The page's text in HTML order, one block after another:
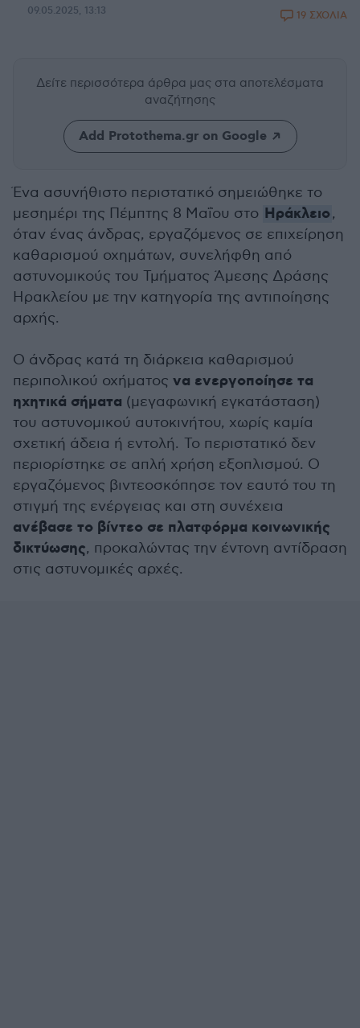
09.05.2025, 13:13 19 ΣΧΟΛΙΑ
Δείτε περισσότερα άρθρα μας στα αποτελέσματα
αναζήτησης
Add Protothema.gr on Google
Ένα ασυνήθιστο περιστατικό σημειώθηκε το
μεσημέρι της Πέμπτης 8 Μαΐου στο Ηράκλειο,
όταν ένας άνδρας, εργαζόμενος σε επιχείρηση
καθαρισμού οχημάτων, συνελήφθη από
αστυνομικούς του Τμήματος Άμεσης Δράσης
Ηρακλείου με την κατηγορία της αντιποίησης
αρχής.
Ο άνδρας κατά τη διάρκεια καθαρισμού
περιπολικού οχήματος να ενεργοποίησε τα
ηχητικά σήματα (μεγαφωνική εγκατάσταση)
του αστυνομικού αυτοκινήτου, χωρίς καμία
σχετική άδεια ή εντολή. Το περιστατικό δεν
περιορίστηκε σε απλή χρήση εξοπλισμού. Ο
εργαζόμενος βιντεοσκόπησε τον εαυτό του τη
στιγμή της ενέργειας και στη συνέχεια
ανέβασε το βίντεο σε πλατφόρμα κοινωνικής
δικτύωσης, προκαλώντας την έντονη αντίδραση
στις αστυνομικές αρχές.